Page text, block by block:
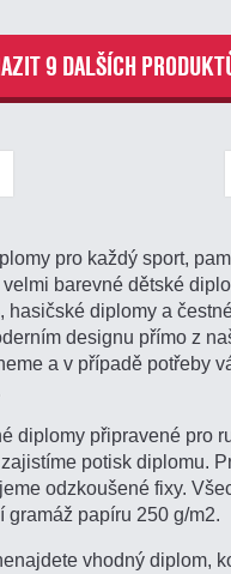
9 DALŠÍCH
pro každý sport,
barevné dětské
hasičské diplomy a
designu přímo z
a v případě potřeby
diplomy připravené pro
potisk diplomu.
odzkoušené fixy.
gramáž papíru 250 g/m2.
vhodný diplom,